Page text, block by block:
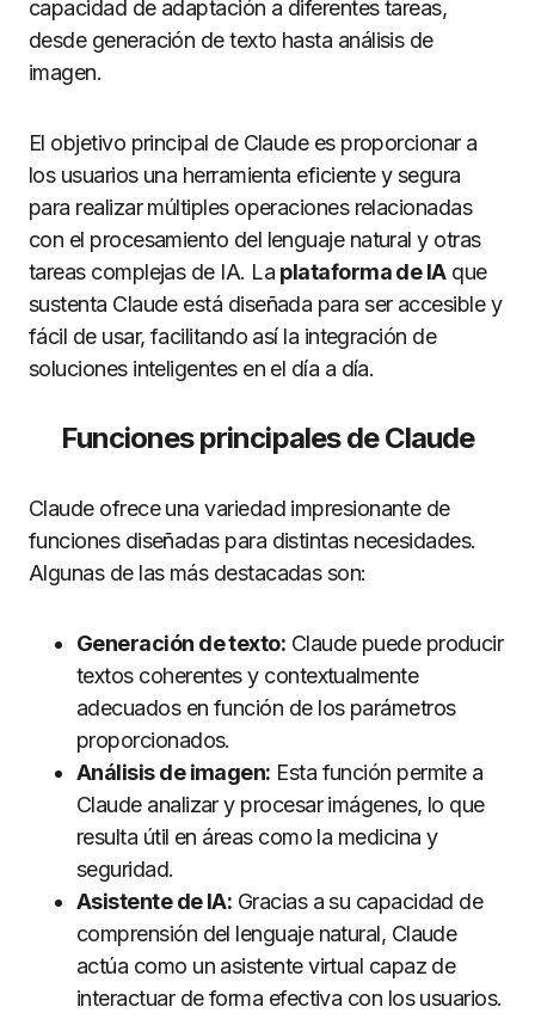
capacidad de adaptación a diferentes tareas,
desde generación de texto hasta análisis de
imagen.
El objetivo principal de Claude es proporcionar a
los usuarios una herramienta eficiente y segura
para realizar múltiples operaciones relacionadas
con el procesamiento del lenguaje natural y otras
tareas complejas de IA. La plataforma de IAque
sustenta Claude está diseñada para ser accesible y
fácil de usar, facilitando así la integración de
soluciones inteligentes en el día a día.
Funciones principales de Claude
Claude ofrece una variedad impresionante de
funciones diseñadas para distintas necesidades.
Algunas de las más destacadas son:
Generación de texto: Claude puede producir
textos coherentes y contextualmente
adecuados en función de los parámetros
proporcionados.
Análisis de imagen: Esta función permite a
Claude analizar y procesar imágenes, lo que
resulta útil en áreas como la medicina y
seguridad.
Asistente de IA: Gracias a su capacidad de
comprensión del lenguaje natural, Claude
actúa como un asistente virtual capaz de
interactuar de forma efectiva con los usuarios.